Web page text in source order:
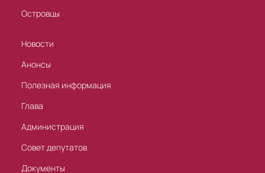
Островцы
Новости
Анонсы
Полезная информация
Глава
Администрация
Совет депутатов
Документы